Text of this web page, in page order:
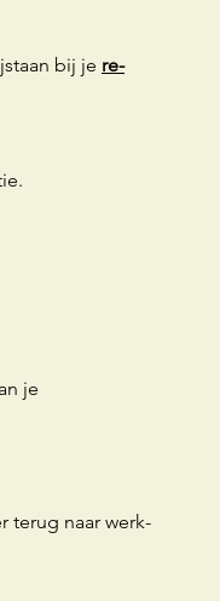
bij je re-
je
terug naar werk-